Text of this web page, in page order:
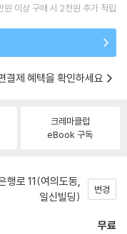
원 이상 구매 시 2천원 추가 적립
결제 혜택을 확인하세요
크레마클럽
eBook 구독
행로 11(여의도동,
일신빌딩)
변경
무료